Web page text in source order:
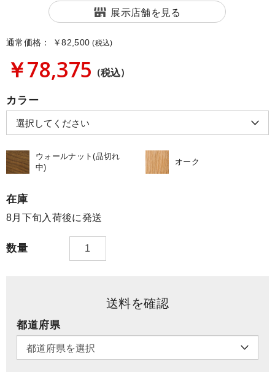
展示店舗を見る
通常価格： ￥82,500 (税込)
￥78,375 (税込)
カラー
ウォールナット(品切れ
中)
オーク
在庫
8月下旬入荷後に発送
数量
送料を確認
都道府県